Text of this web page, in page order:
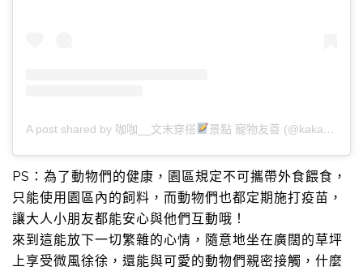
A post shared by 咖咖__文末穿搭 景點 寵物友善 (@kaka__407)
PS：為了動物們的健康，園區規定不可攜帶外食餵食，
只能使用園區內的飼料，而動物們也都定期施打疫苗，
讓大人小朋友都能安心與他們互動哦！
來到這能放下一切繁雜的心情，隨意地坐在廣闊的草坪
上享受微風徐徐，還能與可愛的動物們親密接觸，什麼